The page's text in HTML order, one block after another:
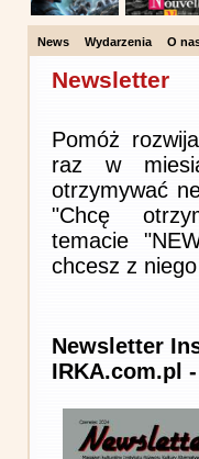
News Wydarzenia O
Newsletter
Pomóż
raz w
otrzymywać
"Chcę
temacie
chcesz z
Newsletter
IRKA.com.pl